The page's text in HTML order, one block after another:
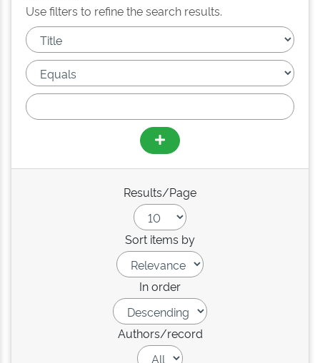
Use filters to refine the search results.
Results/Page
Sort items by
In order
Authors/record